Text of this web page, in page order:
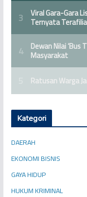
Kategori
DAERAH
EKONOMI BISNIS
GAYA HIDUP
HUKUM KRIMINAL